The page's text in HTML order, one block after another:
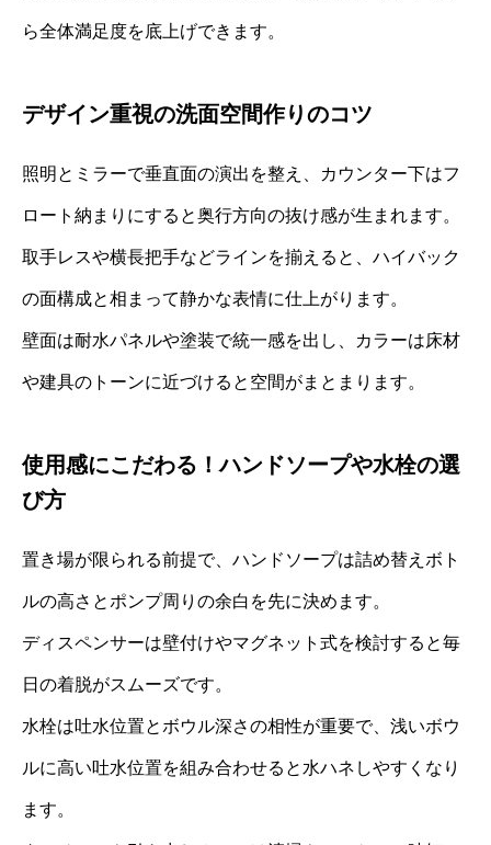
ら全体満足度を底上げできます。
デザイン重視の洗面空間作りのコツ
照明とミラーで垂直面の演出を整え、カウンター下はフ
ロート納まりにすると奥行方向の抜け感が生まれます。
取手レスや横長把手などラインを揃えると、ハイバック
の面構成と相まって静かな表情に仕上がります。
壁面は耐水パネルや塗装で統一感を出し、カラーは床材
や建具のトーンに近づけると空間がまとまります。
使用感にこだわる！ハンドソープや水栓の選
び方
置き場が限られる前提で、ハンドソープは詰め替えボト
ルの高さとポンプ周りの余白を先に決めます。
ディスペンサーは壁付けやマグネット式を検討すると毎
日の着脱がスムーズです。
水栓は吐水位置とボウル深さの相性が重要で、浅いボウ
ルに高い吐水位置を組み合わせると水ハネしやすくなり
ます。